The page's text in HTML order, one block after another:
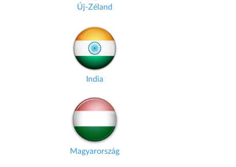
Új-Zéland
India
Magyarország